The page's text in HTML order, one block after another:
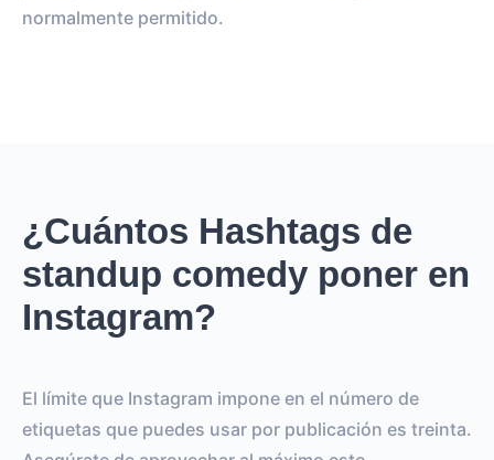
normalmente permitido.
¿Cuántos Hashtags de
standup comedy poner en
Instagram?
El límite que Instagram impone en el número de
etiquetas que puedes usar por publicación es treinta.